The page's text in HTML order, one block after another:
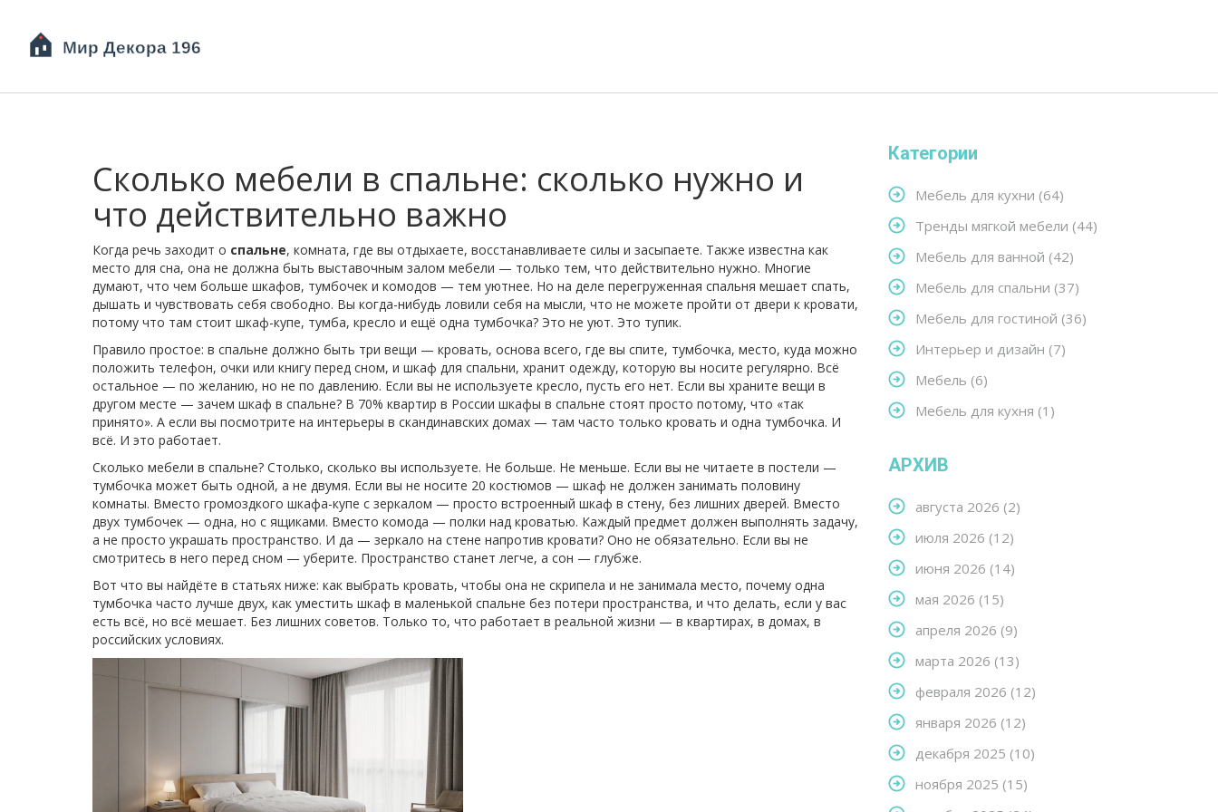
Сколько мебели в спальне: сколько нужно и
что действительно важно
Когда речь заходит о спальне, комната, где вы отдыхаете, восстанавливаете силы и засыпаете. Также известна как
место для сна, она не должна быть выставочным залом мебели — только тем, что действительно нужно. Многие
думают, что чем больше шкафов, тумбочек и комодов — тем уютнее. Но на деле перегруженная спальня мешает спать,
дышать и чувствовать себя свободно. Вы когда-нибудь ловили себя на мысли, что не можете пройти от двери к кровати,
потому что там стоит шкаф-купе, тумба, кресло и ещё одна тумбочка? Это не уют. Это тупик.
Правило простое: в спальне должно быть три вещи — кровать, основа всего, где вы спите, тумбочка, место, куда можно
положить телефон, очки или книгу перед сном, и шкаф для спальни, хранит одежду, которую вы носите регулярно. Всё
остальное — по желанию, но не по давлению. Если вы не используете кресло, пусть его нет. Если вы храните вещи в
другом месте — зачем шкаф в спальне? В 70% квартир в России шкафы в спальне стоят просто потому, что «так
принято». А если вы посмотрите на интерьеры в скандинавских домах — там часто только кровать и одна тумбочка. И
всё. И это работает.
Сколько мебели в спальне? Столько, сколько вы используете. Не больше. Не меньше. Если вы не читаете в постели —
тумбочка может быть одной, а не двумя. Если вы не носите 20 костюмов — шкаф не должен занимать половину
комнаты. Вместо громоздкого шкафа-купе с зеркалом — просто встроенный шкаф в стену, без лишних дверей. Вместо
двух тумбочек — одна, но с ящиками. Вместо комода — полки над кроватью. Каждый предмет должен выполнять задачу,
а не просто украшать пространство. И да — зеркало на стене напротив кровати? Оно не обязательно. Если вы не
смотритесь в него перед сном — уберите. Пространство станет легче, а сон — глубже.
Вот что вы найдёте в статьях ниже: как выбрать кровать, чтобы она не скрипела и не занимала место, почему одна
тумбочка часто лучше двух, как уместить шкаф в маленькой спальне без потери пространства, и что делать, если у вас
есть всё, но всё мешает. Без лишних советов. Только то, что работает в реальной жизни — в квартирах, в домах, в
российских условиях.
Категории
Мебель для кухни (64)
Тренды мягкой мебели (44)
Мебель для ванной (42)
Мебель для спальни (37)
Мебель для гостиной (36)
Интерьер и дизайн (7)
Мебель (6)
Мебель для кухня (1)
АРХИВ
августа 2026 (2)
июля 2026 (12)
июня 2026 (14)
мая 2026 (15)
апреля 2026 (9)
марта 2026 (13)
февраля 2026 (12)
января 2026 (12)
декабря 2025 (10)
ноября 2025 (15)